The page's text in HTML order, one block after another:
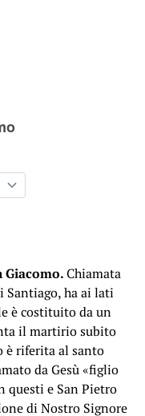
Giacomo.Chiamata
Santiago, ha ai lati
è costituito da un
il martirio subito
è riferita al santo
da Gesù «figlio
questi e San Pietro
di Nostro Signore